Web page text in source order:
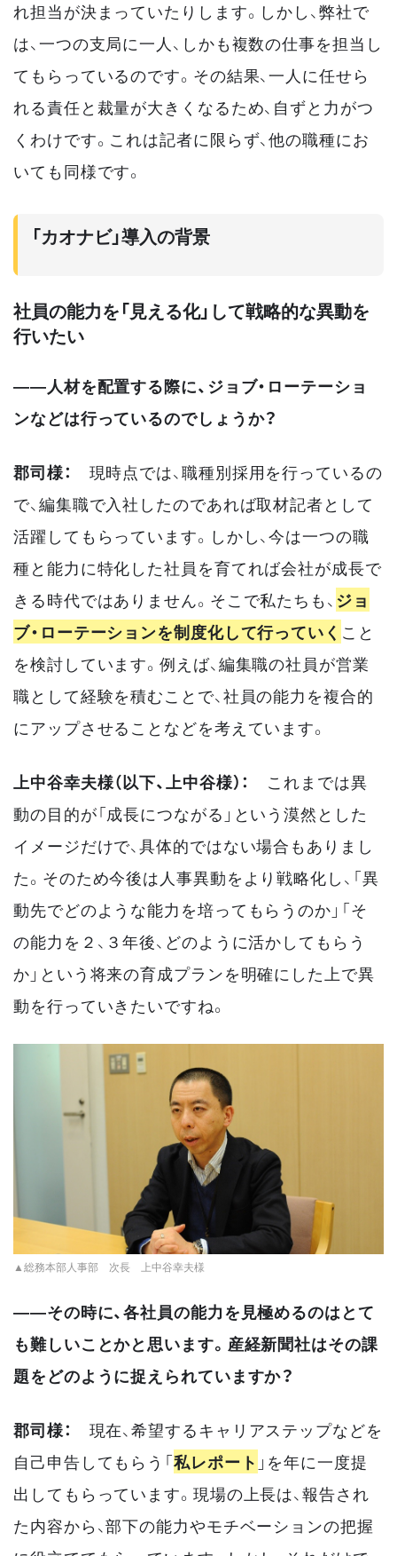
れ担当が決まっていたりします。しかし、弊社で
は、一つの支局に一人、しかも複数の仕事を担当し
てもらっているのです。その結果、一人に任せら
れる責任と裁量が大きくなるため、自ずと力がつ
くわけです。これは記者に限らず、他の職種にお
いても同様です。
「カオナビ」導入の背景
社員の能力を「見える化」して戦略的な異動を
行いたい
——人材を配置する際に、ジョブ・ローテーショ
ンなどは行っているのでしょうか？
郡司様：
現時点では、職種別採用を行っているの
で、編集職で入社したのであれば取材記者として
活躍してもらっています。しかし、今は一つの職
種と能力に特化した社員を育てれば会社が成長で
きる時代ではありません。そこで私たちも、 ジョ
ブ・ローテーションを制度化して行っていく こと
を検討しています。例えば、編集職の社員が営業
職として経験を積むことで、社員の能力を複合的
にアップさせることなどを考えています。
上中谷幸夫様（以下、上中谷様）：
これまでは異
動の目的が「成長につながる」という漠然とした
イメージだけで、具体的ではない場合もありまし
た。そのため今後は人事異動をより戦略化し、「異
動先でどのような能力を培ってもらうのか」「そ
の能力を２、３年後、どのように活かしてもらう
か」という将来の育成プランを明確にした上で異
動を行っていきたいですね。
▲総務本部人事部 次長 上中谷幸夫様
——その時に、各社員の能力を見極めるのはとて
も難しいことかと思います。産経新聞社はその課
題をどのように捉えられていますか？
郡司様：
現在、希望するキャリアステップなどを
自己申告してもらう「私レポート 」を年に一度提
出してもらっています。現場の上長は、報告され
た内容から、部下の能力やモチベーションの把握